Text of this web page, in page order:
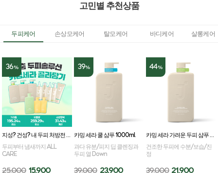
고민별 추천상품
두피케어 손상모케어 탈모케어 바디케어 살롱케어
36%
지성? 건성? 내 두피 처방전 카밍세라 골라담기
두피부터 냄새까지 ALL
CARE
25,000 15,900
39%
카밍 세라 쿨 샴푸 1000ml
과다 유분/피지 딥 클렌징과
두피 열 Down
39,000 23,900
44%
카밍 세라 가려운 두피 샴푸 1000ml
건조한 두피에 수분/보습/진
정
39,000 21,900